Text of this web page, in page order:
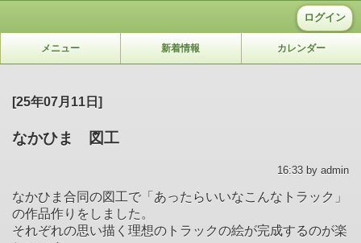
ログイン
メニュー 新着情報 カレンダー
[25年07月11日]
なかひま 図工
16:33 by admin
なかひま合同の図工で「あったらいいなこんなトラック」
の作品作りをしました。
それぞれの思い描く理想のトラックの絵が完成するのが楽